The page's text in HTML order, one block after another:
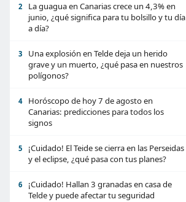
2
La guagua en Canarias crece un 4,3% en
junio, ¿qué significa para tu bolsillo y tu día
a día?
3
Una explosión en Telde deja un herido
grave y un muerto, ¿qué pasa en nuestros
polígonos?
4
Horóscopo de hoy 7 de agosto en
Canarias: predicciones para todos los
signos
5
¡Cuidado! El Teide se cierra en las Perseidas
y el eclipse, ¿qué pasa con tus planes?
6
¡Cuidado! Hallan 3 granadas en casa de
Telde y puede afectar tu seguridad